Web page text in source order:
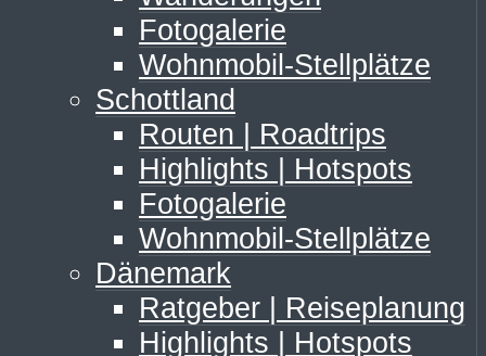
Fotogalerie
Wohnmobil-Stellplätze
Schottland
Routen | Roadtrips
Highlights | Hotspots
Fotogalerie
Wohnmobil-Stellplätze
Dänemark
Ratgeber | Reiseplanung
Highlights | Hotspots